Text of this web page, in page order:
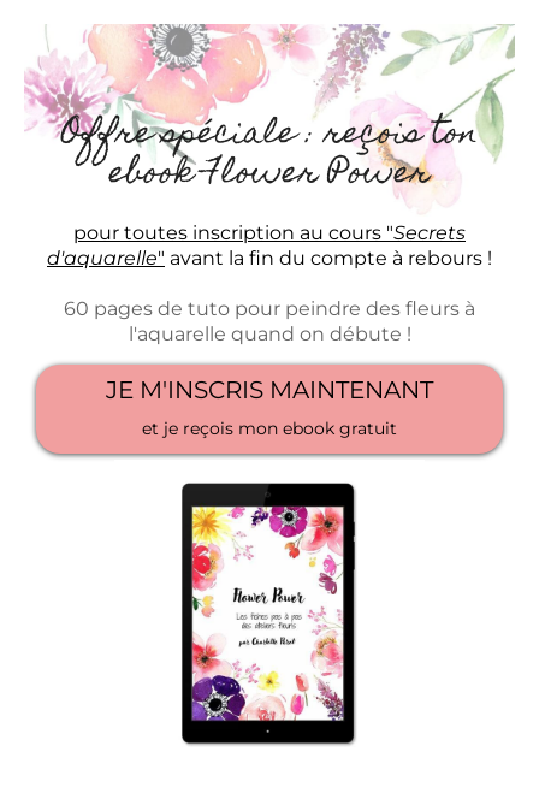
Offre spéciale : reçois ton
ebook Flower Power
pour toutes inscription au cours "Secrets
d'aquarelle" avant la fin du compte à rebours !
60 pages de tuto pour peindre des fleurs à
l'aquarelle quand on débute !
JE M'INSCRIS MAINTENANT
et je reçois mon ebook gratuit